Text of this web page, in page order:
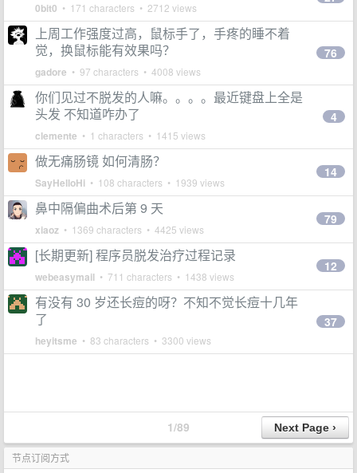
0bit0 • 171 characters • 2712 views
上周工作强度过高，鼠标手了，手疼的睡不着
觉，换鼠标能有效果吗？
gadore • 97 characters • 4008 views
76
你们见过不脱发的人嘛。。。。最近键盘上全是
头发 不知道咋办了
clemente • 1 characters • 1415 views
4
做无痛肠镜 如何清肠？
SayHelloHi • 108 characters • 1939 views
14
鼻中隔偏曲术后第 9 天
xiaoz • 1369 characters • 4425 views
79
[长期更新] 程序员脱发治疗过程记录
webeasymail • 711 characters • 1438 views
12
有没有 30 岁还长痘的呀？不知不觉长痘十几年
了
heyitsme • 83 characters • 3300 views
37
1/89
节点订阅方式